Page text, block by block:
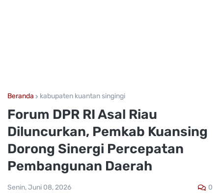
Beranda kabupaten kuantan singingi
Forum DPR RI Asal Riau
Diluncurkan, Pemkab Kuansing
Dorong Sinergi Percepatan
Pembangunan Daerah
Senin, Juni 08, 2026 0